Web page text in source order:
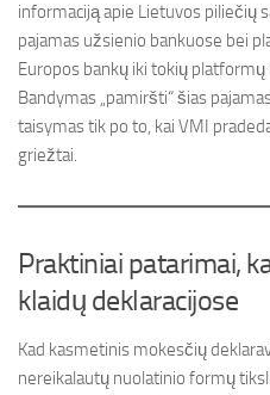
informaciją apie Lietuvos piliečių
pajamas užsienio bankuose bei
Europos bankų iki tokių platformų
Bandymas „pamiršti“ šias
taisymas tik po to, kai VMI
griežtai.
Praktiniai patarimai,
klaidų deklaracijose
Kad kasmetinis mokesčių
nereikalautų nuolatinio formų